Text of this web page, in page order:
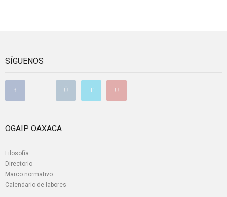
SÍGUENOS
OGAIP OAXACA
Filosofía
Directorio
Marco normativo
Calendario de labores